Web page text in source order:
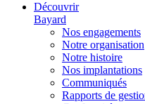
Découvrir
Bayard
Nos engagements
Notre organisation
Notre histoire
Nos implantations
Communiqués
Rapports de